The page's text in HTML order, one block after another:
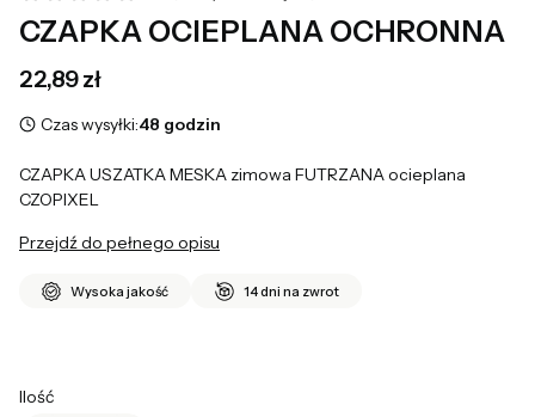
CZAPKA OCIEPLANA OCHRONNA
Cena
22,89 zł
Czas wysyłki:48 godzin
CZAPKA USZATKA MESKA zimowa FUTRZANA ocieplana
CZOPIXEL
Przejdź do pełnego opisu
Wysoka jakość 14 dni na zwrot
Ilość